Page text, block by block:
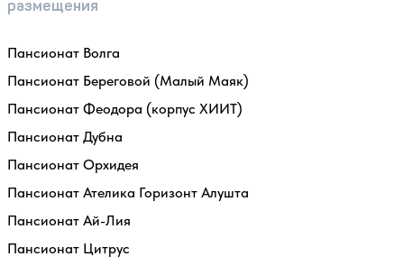
размещения
Пансионат Волга
Пансионат Береговой (Малый Маяк)
Пансионат Феодора (корпус ХИИТ)
Пансионат Дубна
Пансионат Орхидея
Пансионат Ателика Горизонт Алушта
Пансионат Ай-Лия
Пансионат Цитрус